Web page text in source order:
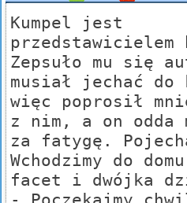
Kumpel jest
przedstawicielem
Zepsuło mu się
musiał jechać
więc poprosił
z nim, a on odda
za fatygę.
Wchodzimy do
facet i dwójka